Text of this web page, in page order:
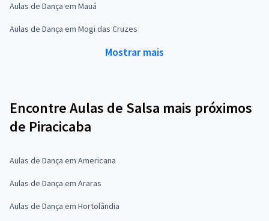
Aulas de Dança em Mauá
Aulas de Dança em Mogi das Cruzes
Mostrar mais
Encontre Aulas de Salsa mais próximos
de Piracicaba
Aulas de Dança em Americana
Aulas de Dança em Araras
Aulas de Dança em Hortolândia